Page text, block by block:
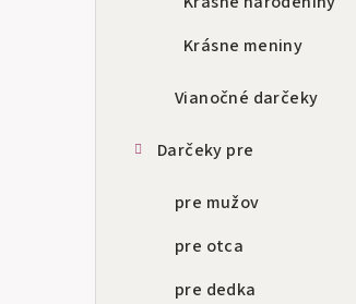
Krásne meniny
Vianočné darčeky
Darčeky pre
pre mužov
pre otca
pre dedka